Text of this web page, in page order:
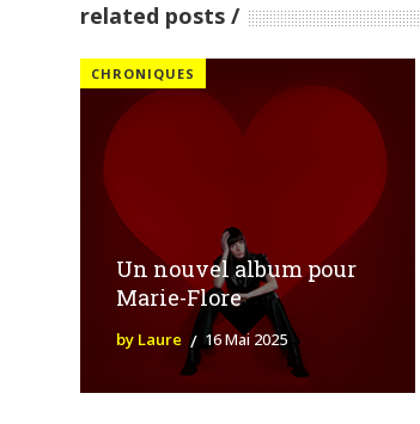
related posts
CHRONIQUES
Un nouvel album pour
Marie-Flore
by Laure 16 Mai 2025